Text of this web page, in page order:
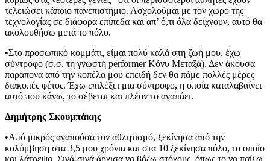
τελειώσει κάποιο πανεπιστήμιο. Ασχολούμαι με τον χώρο της
τεχνολογίας σε διάφορα επίπεδα και απ’ ό,τι όλα δείχνουν, αυτό θα
ακολουθήσω μετά το πόλο.
•Στο προσωπικό κομμάτι, είμαι πολύ καλά στη ζωή μου, έχω
σύντροφο (σ.σ. τη γνωστή performer Κόνυ Μεταξά). Δεν άκουσα
παράπονα από την κοπέλα μου επειδή δεν θα πάμε πολλές μέρες
διακοπές φέτος. Έχω επιλέξει μια σύντροφο, η οποία καταλαβαίνει
αυτό που κάνω, το σέβεται και πλέον το αγαπάει.
Δημήτρης Σκουμπάκης
•Από μικρός αγαπούσα τον αθλητισμό, ξεκίνησα από την
κολύμβηση στα 3,5 μου χρόνια και στα 10 ξεκίνησα πόλο, το οποίο
και λάτρεψα. Σιγά-σιγά άρχισα να βάζω στόχους, όπως το να παίξω